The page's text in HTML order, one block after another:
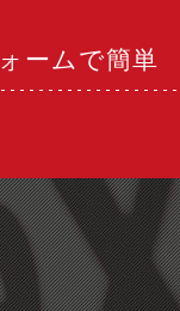
ームで簡単